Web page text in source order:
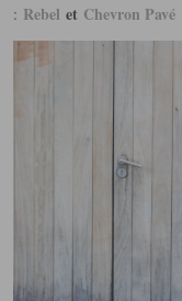
: Rebel et Chevron Pavé